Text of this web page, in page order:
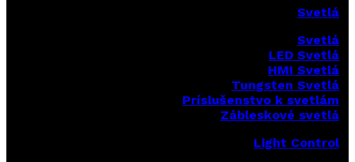
Svetlá
Svetlá
LED Svetlá
HMI Svetlá
Tungsten Svetlá
Príslušenstvo k svetlám
Zábleskové svetlá
Light Control